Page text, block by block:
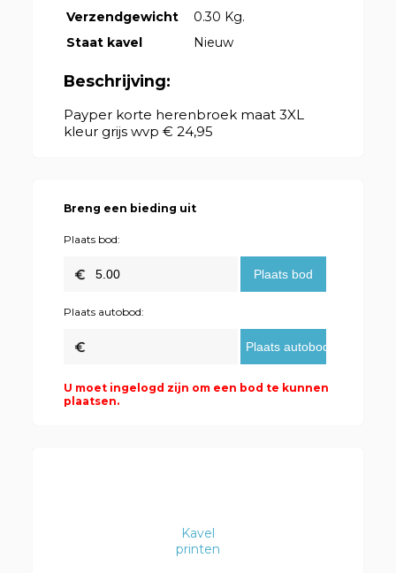
Verzendgewicht
0.30 Kg.
Staat kavel
Nieuw
Beschrijving:
Payper korte herenbroek maat 3XL
kleur grijs wvp € 24,95
Breng een bieding uit
Plaats bod:
Plaats autobod:
U moet ingelogd zijn om een bod te kunnen
plaatsen.
Kavel
printen